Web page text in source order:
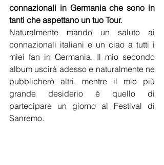
connazionali in Germania che sono in
tanti che aspettano un tuo Tour.
Naturalmente mando un saluto ai
connazionali italiani e un ciao a tutti i
miei fan in Germania. Il mio secondo
album uscirà adesso e naturalmente ne
pubblicherò altri, mentre il mio più
grande desiderio è quello di
partecipare un giorno al Festival di
Sanremo.